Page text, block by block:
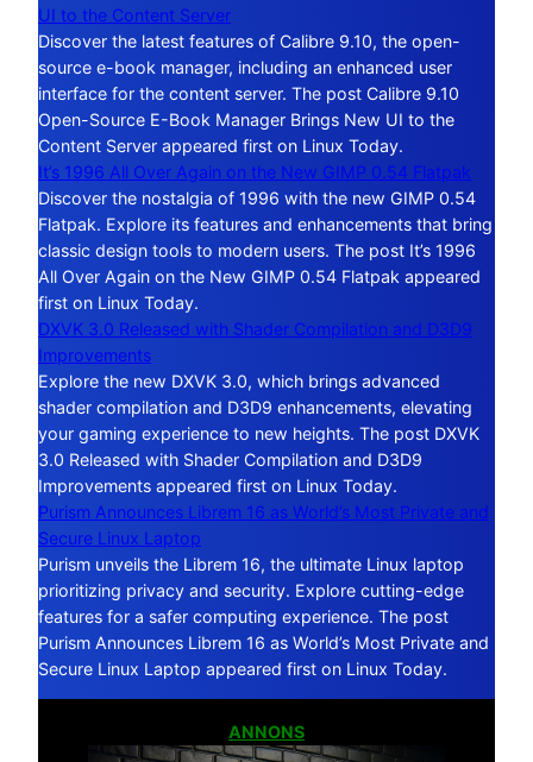
UI to the Content Server
Discover the latest features of Calibre 9.10, the open-
source e-book manager, including an enhanced user
interface for the content server. The post Calibre 9.10
Open-Source E-Book Manager Brings New UI to the
Content Server appeared first on Linux Today.
It’s 1996 All Over Again on the New GIMP 0.54 Flatpak
Discover the nostalgia of 1996 with the new GIMP 0.54
Flatpak. Explore its features and enhancements that bring
classic design tools to modern users. The post It’s 1996
All Over Again on the New GIMP 0.54 Flatpak appeared
first on Linux Today.
DXVK 3.0 Released with Shader Compilation and D3D9
Improvements
Explore the new DXVK 3.0, which brings advanced
shader compilation and D3D9 enhancements, elevating
your gaming experience to new heights. The post DXVK
3.0 Released with Shader Compilation and D3D9
Improvements appeared first on Linux Today.
Purism Announces Librem 16 as World’s Most Private and
Secure Linux Laptop
Purism unveils the Librem 16, the ultimate Linux laptop
prioritizing privacy and security. Explore cutting-edge
features for a safer computing experience. The post
Purism Announces Librem 16 as World’s Most Private and
Secure Linux Laptop appeared first on Linux Today.
ANNONS